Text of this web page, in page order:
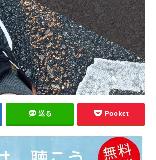
送る Pocket